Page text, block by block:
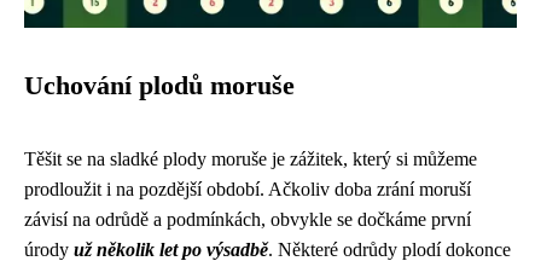
Uchování plodů moruše
Těšit se na sladké plody moruše je zážitek, který si můžeme
prodloužit i na pozdější období. Ačkoliv doba zrání moruší
závisí na odrůdě a podmínkách, obvykle se dočkáme první
úrody už několik let po výsadbě. Některé odrůdy plodí dokonce